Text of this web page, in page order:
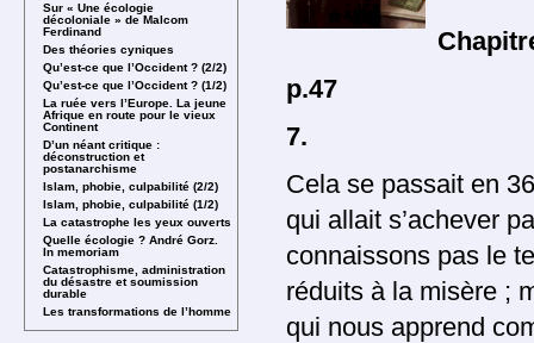
p.47
7.
Cela se passait en
qui allait s’achever
connaissons pas le
réduits à la misère ;
qui nous apprend
Sur « Une écologie
décoloniale » de Malcom
Ferdinand
Des théories cyniques
Qu’est-ce que l’Occident ? (2/2)
Qu’est-ce que l’Occident ? (1/2)
La ruée vers l’Europe. La jeune
Afrique en route pour le vieux
Continent
D’un néant critique :
déconstruction et
postanarchisme
Islam, phobie, culpabilité (2/2)
Islam, phobie, culpabilité (1/2)
La catastrophe les yeux ouverts
Quelle écologie ? André Gorz.
In memoriam
Catastrophisme, administration
du désastre et soumission
durable
Les transformations de l’homme